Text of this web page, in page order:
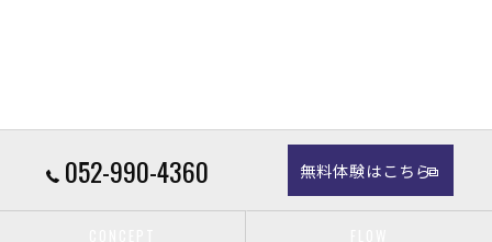
052-990-4360 無料体験はこちら